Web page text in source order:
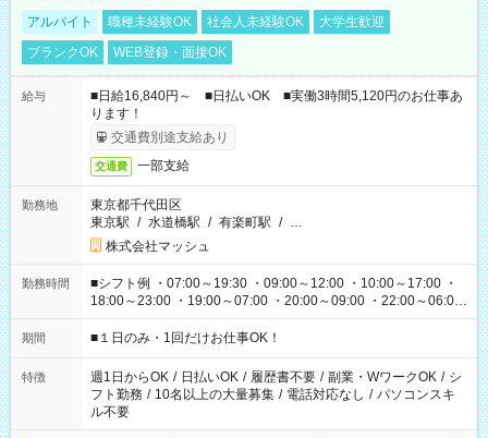
アルバイト 職種未経験OK 社会人未経験OK
大学生歓迎
ブランクOK
WEB登録・面接OK
給与
■日給16,840円～ ■日払いOK ■実働3時間5,120円のお仕事あ
ります！
交通費別途支給あり
交通費 一部支給
勤務地
東京都千代田区
東京駅 / 水道橋駅 / 有楽町駅 / …
株式会社マッシュ
勤務時間
■シフト例 ・07:00～19:30 ・09:00～12:00 ・10:00～17:00 ・
18:00～23:00 ・19:00～07:00 ・20:00～09:00 ・22:00～06:00
etc ★最短で3時間で5,120円のお仕事から 15時間で2万円近く稼
げるお仕事も！ ご希望のお時間に合わせてご紹介！ ※シフトは
ください！
期間 ■１日のみ・1回だけお仕事OK！
特徴 週1日からOK / 日払いOK / 履歴書不要 / 副業・WワークOK / シ
フト勤務 / 10名以上の大量募集 / 電話対応なし / パソコンスキ
ル不要